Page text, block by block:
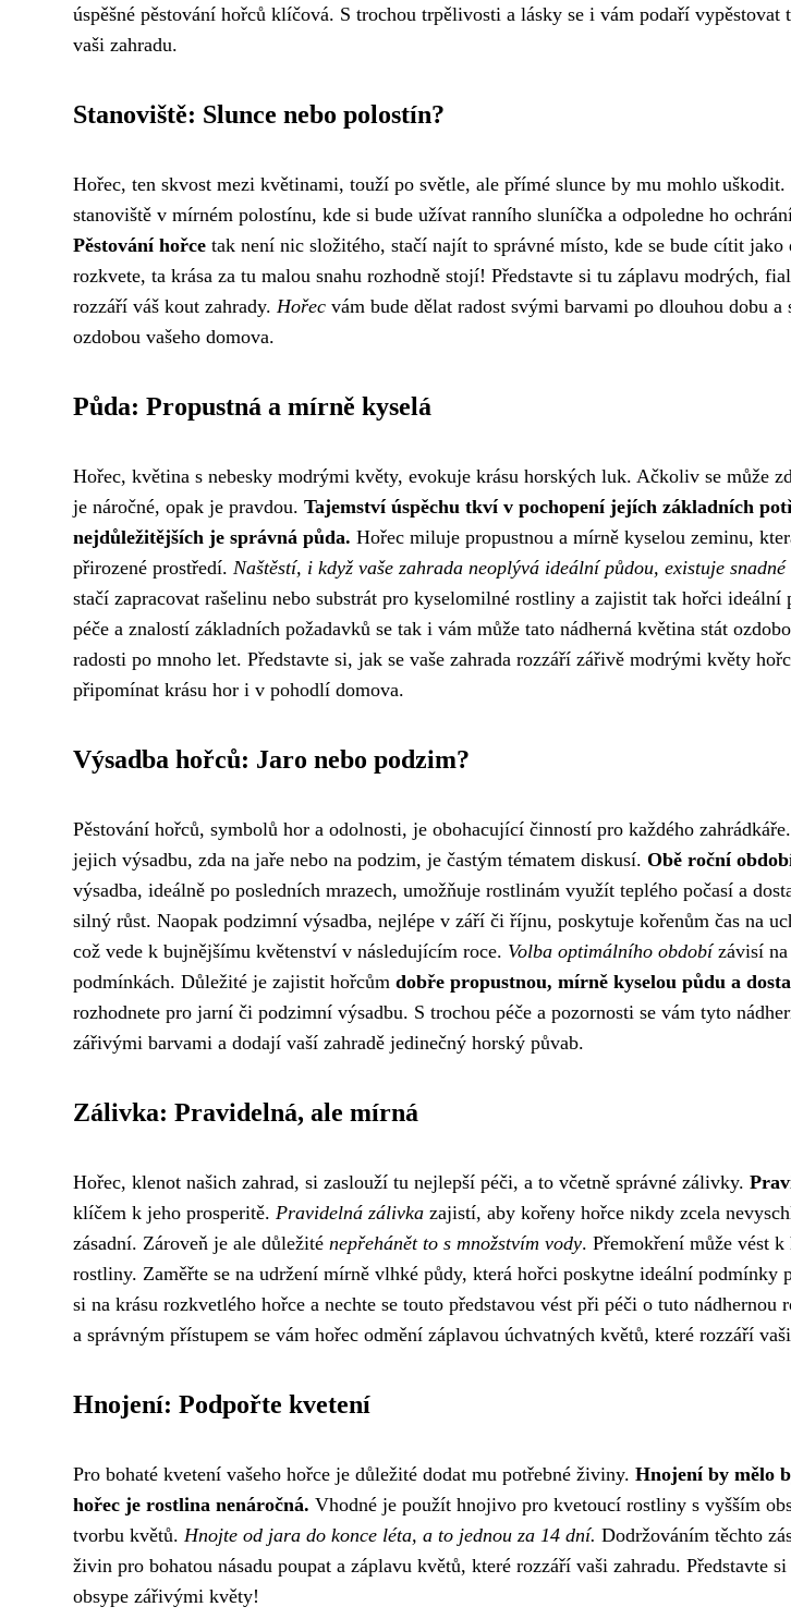
úspěšné pěstování hořců klíčová. S trochou trpělivosti a lásky se i vám podaří
vaši zahradu.
Stanoviště: Slunce nebo polostín?
Hořec, ten skvost mezi květinami, touží po světle, ale přímé slunce by mu mohlo
stanoviště v mírném polostínu, kde si bude užívat ranního sluníčka a odpoledne ho
Pěstování hořce tak není nic složitého, stačí najít to správné místo, kde se bude cítit jako
rozkvete, ta krása za tu malou snahu rozhodně stojí! Představte si tu záplavu modrých,
rozzáří váš kout zahrady. Hořec vám bude dělat radost svými barvami po dlouhou dobu a
ozdobou vašeho domova.
Půda: Propustná a mírně kyselá
Hořec, květina s nebesky modrými květy, evokuje krásu horských luk. Ačkoliv se může
je náročné, opak je pravdou. Tajemství úspěchu tkví v pochopení jejích základních
nejdůležitějších je správná půda. Hořec miluje propustnou a mírně kyselou zeminu,
přirozené prostředí. Naštěstí, i když vaše zahrada neoplývá ideální půdou, existuje snadné
stačí zapracovat rašelinu nebo substrát pro kyselomilné rostliny a zajistit tak hořci
péče a znalostí základních požadavků se tak i vám může tato nádherná květina stát
radosti po mnoho let. Představte si, jak se vaše zahrada rozzáří zářivě modrými květy
připomínat krásu hor i v pohodlí domova.
Výsadba hořců: Jaro nebo podzim?
Pěstování hořců, symbolů hor a odolnosti, je obohacující činností pro každého
jejich výsadbu, zda na jaře nebo na podzim, je častým tématem diskusí. Obě roční
výsadba, ideálně po posledních mrazech, umožňuje rostlinám využít teplého počasí a
silný růst. Naopak podzimní výsadba, nejlépe v září či říjnu, poskytuje kořenům čas na
což vede k bujnějšímu květenství v následujícím roce. Volba optimálního obdobízávisí na
podmínkách. Důležité je zajistit hořcům dobře propustnou, mírně kyselou půdu a
rozhodnete pro jarní či podzimní výsadbu. S trochou péče a pozornosti se vám tyto
zářivými barvami a dodají vaší zahradě jedinečný horský půvab.
Zálivka: Pravidelná, ale mírná
Hořec, klenot našich zahrad, si zaslouží tu nejlepší péči, a to včetně správné zálivky.
klíčem k jeho prosperitě. Pravidelná zálivka zajistí, aby kořeny hořce nikdy zcela
zásadní. Zároveň je ale důležité nepřehánět to s množstvím vody. Přemokření může vést
rostliny. Zaměřte se na udržení mírně vlhké půdy, která hořci poskytne ideální podmínky
si na krásu rozkvetlého hořce a nechte se touto představou vést při péči o tuto
a správným přístupem se vám hořec odmění záplavou úchvatných květů, které rozzáří
Hnojení: Podpořte kvetení
Pro bohaté kvetení vašeho hořce je důležité dodat mu potřebné živiny. Hnojení by mělo
hořec je rostlina nenáročná. Vhodné je použít hnojivo pro kvetoucí rostliny s vyšším
tvorbu květů. Hnojte od jara do konce léta, a to jednou za 14 dní. Dodržováním těchto
živin pro bohatou násadu poupat a záplavu květů, které rozzáří vaši zahradu. Představte
obsype zářivými květy!